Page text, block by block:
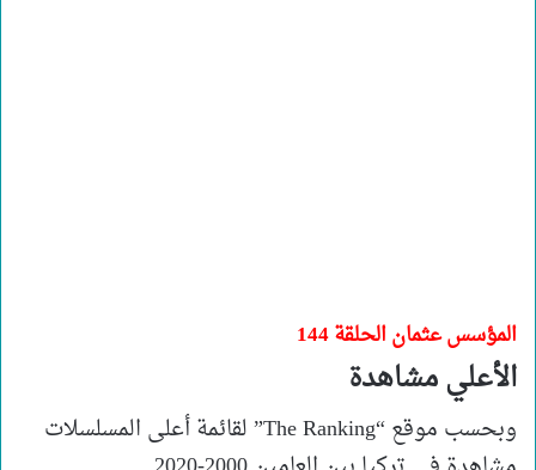
المؤسس عثمان الحلقة 144
الأعلي مشاهدة
وبحسب موقع “The Ranking” لقائمة أعلى المسلسلات